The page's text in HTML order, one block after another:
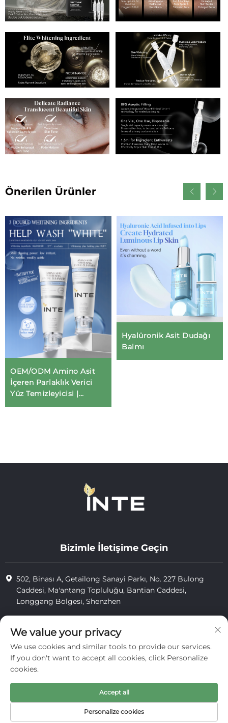
Önerilen Ürünler
OEM/ODM Amino Asit
İçeren Parlaklık Verici
Yüz Temizleyicisi |
Hyalüronik Asit Dudağı
Balmı
Bizimle İletişime Geçin
502, Binası A, Getailong Sanayi Parkı, No. 227 Bulong
Caddesi, Ma'antang Topluluğu, Bantian Caddesi,
Longgang Bölgesi, Shenzhen
[email protected]
gizlilik
We value your privacy
We use cookies and similar tools to provide our services.
If you don't want to accept all cookies, click Personalize
cookies.
Personalize cookies
Accept all